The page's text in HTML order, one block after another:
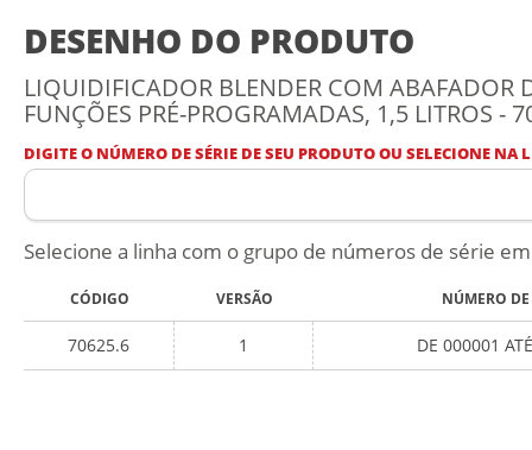
DESENHO DO PRODUTO
LIQUIDIFICADOR BLENDER COM ABAFADOR
FUNÇÕES PRÉ-PROGRAMADAS, 1,5 LITROS -
DIGITE O NÚMERO DE SÉRIE DE SEU PRODUTO OU SELECIONE NA
Selecione a linha com o grupo de números de série
CÓDIGO VERSÃO NÚMERO DE
70625.6 1 DE 000001